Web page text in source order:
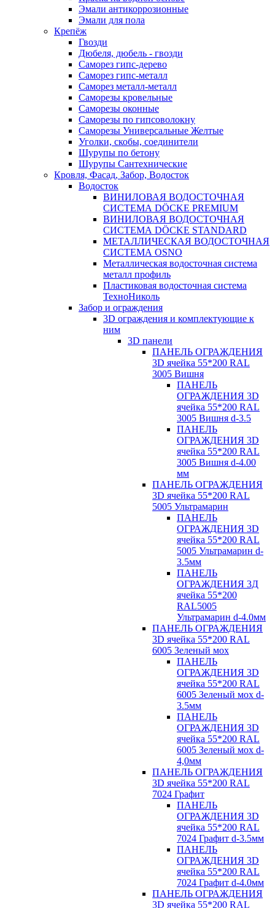
Эмали антикоррозионные
Эмали для пола
Крепёж
Гвозди
Дюбеля, дюбель - гвозди
Саморез гипс-дерево
Саморез гипс-металл
Саморез металл-металл
Саморезы кровельные
Саморезы оконные
Саморезы по гипсоволокну
Саморезы Универсальные Желтые
Уголки, скобы, соединители
Шурупы по бетону
Шурупы Сантехнические
Кровля, Фасад, Забор, Водосток
Водосток
ВИНИЛОВАЯ ВОДОСТОЧНАЯ
СИСТЕМА DÖCKE PREMIUM
ВИНИЛОВАЯ ВОДОСТОЧНАЯ
СИСТЕМА DÖCKE STANDARD
МЕТАЛЛИЧЕСКАЯ ВОДОСТОЧНАЯ
СИСТЕМА OSNO
Металлическая водосточная система
металл профиль
Пластиковая водосточная система
ТехноНиколь
Забор и ограждения
3D ограждения и комплектующие к
ним
3D панели
ПАНЕЛЬ ОГРАЖДЕНИЯ
3D ячейка 55*200 RAL
3005 Вишня
ПАНЕЛЬ
ОГРАЖДЕНИЯ 3D
ячейка 55*200 RAL
3005 Вишня d-3.5
ПАНЕЛЬ
ОГРАЖДЕНИЯ 3D
ячейка 55*200 RAL
3005 Вишня d-4.00
мм
ПАНЕЛЬ ОГРАЖДЕНИЯ
3D ячейка 55*200 RAL
5005 Ультрамарин
ПАНЕЛЬ
ОГРАЖДЕНИЯ 3D
ячейка 55*200 RAL
5005 Ультрамарин d-
3.5мм
ПАНЕЛЬ
ОГРАЖДЕНИЯ 3Д
ячейка 55*200
RAL5005
Ультрамарин d-4.0мм
ПАНЕЛЬ ОГРАЖДЕНИЯ
3D ячейка 55*200 RAL
6005 Зеленый мох
ПАНЕЛЬ
ОГРАЖДЕНИЯ 3D
ячейка 55*200 RAL
6005 Зеленый мох d-
3.5мм
ПАНЕЛЬ
ОГРАЖДЕНИЯ 3D
ячейка 55*200 RAL
6005 Зеленый мох d-
4,0мм
ПАНЕЛЬ ОГРАЖДЕНИЯ
3D ячейка 55*200 RAL
7024 Графит
ПАНЕЛЬ
ОГРАЖДЕНИЯ 3D
ячейка 55*200 RAL
7024 Графит d-3.5мм
ПАНЕЛЬ
ОГРАЖДЕНИЯ 3D
ячейка 55*200 RAL
7024 Графит d-4.0мм
ПАНЕЛЬ ОГРАЖДЕНИЯ
3D ячейка 55*200 RAL